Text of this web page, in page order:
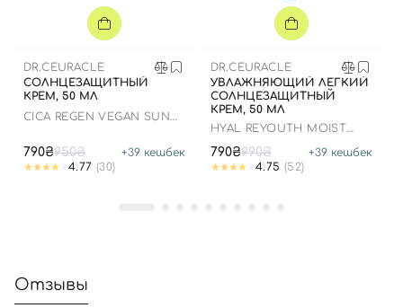
DR.CEURACLE
СОЛНЦЕЗАЩИТНЫЙ
КРЕМ, 50 МЛ
СICA REGEN VEGAN SUN
790₴950₴ +39 кешбек
4.77 (30)
DR.CEURACLE
УВЛАЖНЯЮЩИЙ ЛЕГКИЙ
СОЛНЦЕЗАЩИТНЫЙ
КРЕМ, 50 МЛ
HYAL REYOUTH MOIST
790₴990₴ +39 кешбек
4.75 (52)
Отзывы